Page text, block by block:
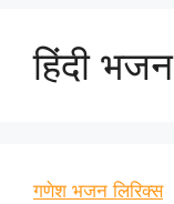
हिंदी भजन
गणेश भजन लिरिक्स